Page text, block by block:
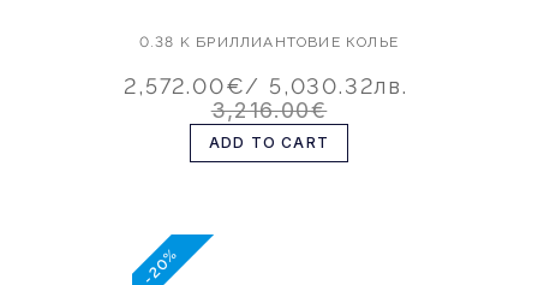
0.38 K БРИЛЛИАНТОВИЕ КОЛЬЕ
2,572.00€/ 5,030.32лв.
3,216.00€
ADD TO CART
-20%